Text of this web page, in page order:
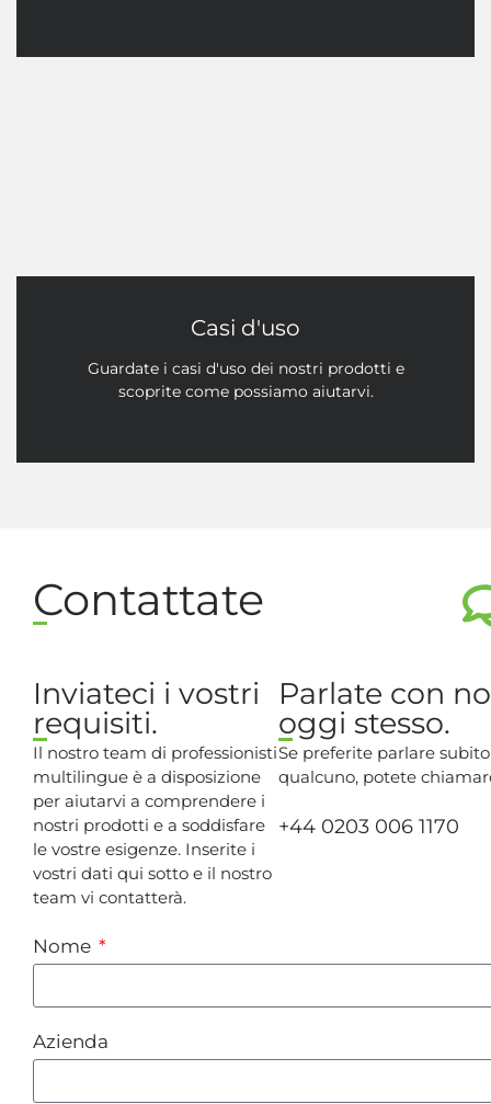
Casi d'uso
Guardate i casi d'uso dei nostri prodotti e
scoprite come possiamo aiutarvi.
Contattate
Inviateci i vostri
requisiti.
Il nostro team di professionisti
multilingue è a disposizione
per aiutarvi a comprendere i
nostri prodotti e a soddisfare
le vostre esigenze. Inserite i
vostri dati qui sotto e il nostro
team vi contatterà.
Parlate con
oggi stesso.
Se preferite parlare
qualcuno, potete
+44 0203 006 1170
Nome
Azienda